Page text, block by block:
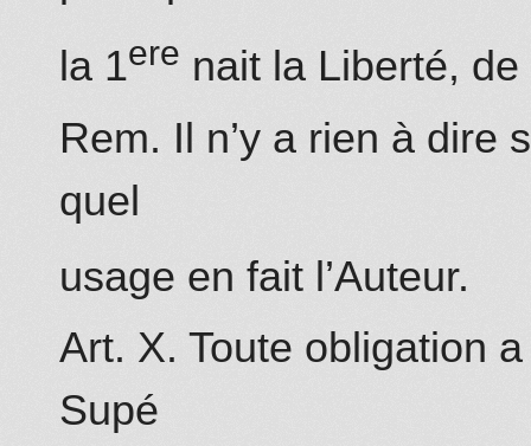
la 1ere nait la Liberté, de
Rem. Il n’y a rien à dire
quel
usage en fait l’Auteur.
Art. X. Toute obligation
Supé